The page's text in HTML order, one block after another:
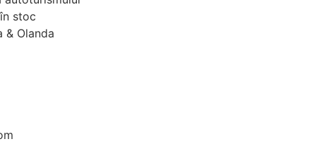
stoc
& Olanda